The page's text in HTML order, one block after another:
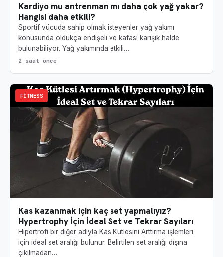
Kardiyo mu antrenman mı daha çok yağ yakar?
Hangisi daha etkili?
Sportif vücuda sahip olmak isteyenler yağ yakımı
konusunda oldukça endişeli ve kafası karışık halde
bulunabiliyor. Yağ yakımında etkili…
2 saat önce
FITNESS
Kas kazanmak için kaç set yapmalıyız?
Hypertrophy İçin İdeal Set ve Tekrar Sayıları
Hipertrofi bir diğer adıyla Kas Kütlesini Arttırma işlemleri
için ideal set aralığı bulunur. Belirtilen set aralığı dışına
çıkılmadan…